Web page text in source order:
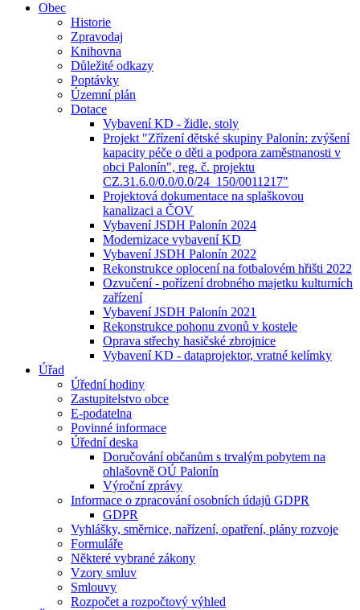
Obec
Historie
Zpravodaj
Knihovna
Důležité odkazy
Poptávky
Územní plán
Dotace
Vybavení KD - židle, stoly
Projekt "Zřízení dětské skupiny Palonín: zvýšení
kapacity péče o děti a podpora zaměstnanosti v
obci Palonín", reg. č. projektu
CZ.31.6.0/0.0/0.0/24_150/0011217"
Projektová dokumentace na splaškovou
kanalizaci a ČOV
Vybavení JSDH Palonín 2024
Modernizace vybavení KD
Vybavení JSDH Palonín 2022
Rekonstrukce oplocení na fotbalovém hřišti 2022
Ozvučení - pořízení drobného majetku kulturních
zařízení
Vybavení JSDH Palonín 2021
Rekonstrukce pohonu zvonů v kostele
Oprava střechy hasičské zbrojnice
Vybavení KD - dataprojektor, vratné kelímky
Úřad
Úřední hodiny
Zastupitelstvo obce
E-podatelna
Povinné informace
Úřední deska
Doručování občanům s trvalým pobytem na
ohlašovně OÚ Palonín
Výroční zprávy
Informace o zpracování osobních údajů GDPR
GDPR
Vyhlášky, směrnice, nařízení, opatření, plány rozvoje
Formuláře
Některé vybrané zákony
Vzory smluv
Smlouvy
Rozpočet a rozpočtový výhled